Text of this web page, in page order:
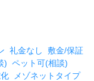
礼金なし
敷金/保証
) ペット可(相談)
メゾネットタイプ